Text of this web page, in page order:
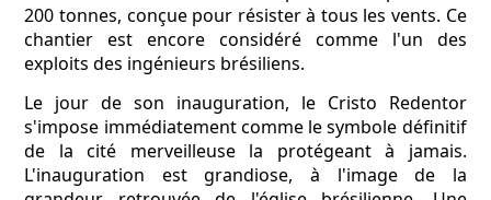
200 tonnes, conçue pour résister à tous les vents. Ce
chantier est encore considéré comme l'un des
exploits des ingénieurs brésiliens.
Le jour de son inauguration, le Cristo Redentor
s'impose immédiatement comme le symbole définitif
de la cité merveilleuse la protégeant à jamais.
L'inauguration est grandiose, à l'image de la